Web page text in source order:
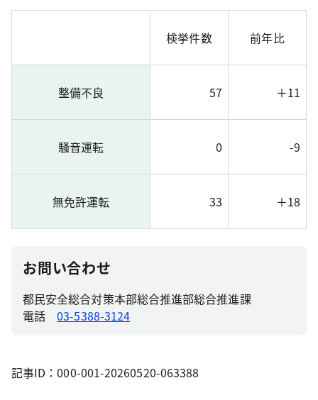
検挙件数 前年比
整備不良 57 ＋11
騒音運転 0 -9
無免許運転 33 ＋18
お問い合わせ
都民安全総合対策本部総合推進部総合推進課
電話03-5388-3124
記事ID：000-001-20260520-063388